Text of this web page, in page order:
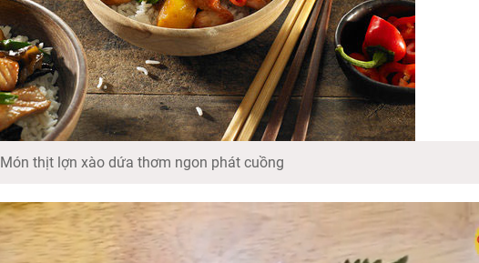
Món thịt lợn xào dứa thơm ngon phát cuồng